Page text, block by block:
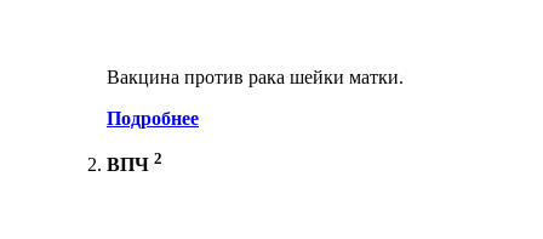
Вакцина против рака шейки матки.
Подробнее
ВПЧ 2